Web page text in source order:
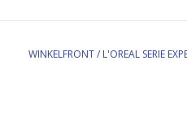
WINKELFRONT/ L'OREAL SERIE